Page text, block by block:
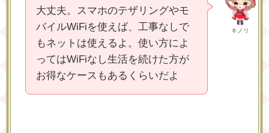
キノリ
大丈夫。スマホのテザリングやモ
バイルWiFiを使えば、工事なしで
もネットは使えるよ。使い方によ
ってはWiFiなし生活を続けた方が
お得なケースもあるくらいだよ